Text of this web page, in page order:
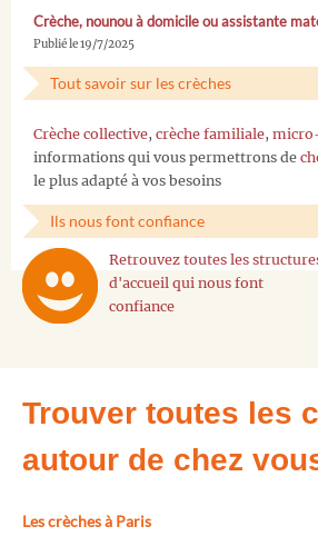
Crèche, nounou à domicile ou assistante
Publié le 19/7/2025
Tout savoir sur les crèches
Crèche collective, crèche familiale,
informations qui vous permettrons de
le plus adapté à vos besoins
Ils nous font confiance
Retrouvez toutes les
d'accueil qui nous font
confiance
Trouver toutes les
autour de chez
Les crèches à Paris